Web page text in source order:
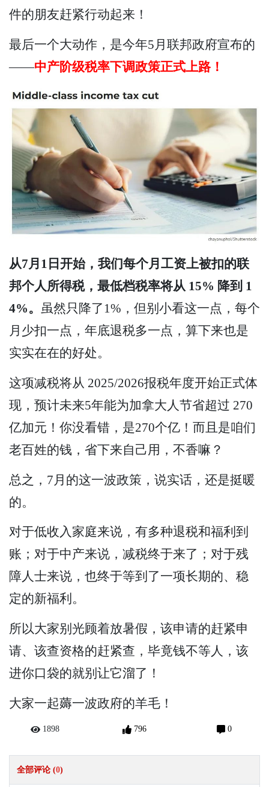
件的朋友赶紧行动起来！
最后一个大动作，是今年5月联邦政府宣布的
——中产阶级税率下调政策正式上路！
从7月1日开始，我们每个月工资上被扣的联
邦个人所得税，最低档税率将从 15% 降到 1
4%。 虽然只降了1%，但别小看这一点，每个
月少扣一点，年底退税多一点，算下来也是
实实在在的好处。
这项减税将从 2025/2026报税年度开始正式体
现，预计未来5年能为加拿大人节省超过 270
亿加元！你没看错，是270个亿！而且是咱们
老百姓的钱，省下来自己用，不香嘛？
总之，7月的这一波政策，说实话，还是挺暖
的。
对于低收入家庭来说，有多种退税和福利到
账；对于中产来说，减税终于来了；对于残
障人士来说，也终于等到了一项长期的、稳
定的新福利。
所以大家别光顾着放暑假，该申请的赶紧申
请、该查资格的赶紧查，毕竟钱不等人，该
进你口袋的就别让它溜了！
大家一起薅一波政府的羊毛！
1898 796 0
全部评论 (0)